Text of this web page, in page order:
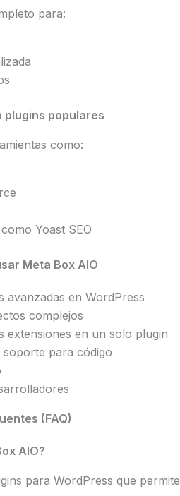
para:
plugins populares
como:
Yoast SEO
Meta Box AIO
avanzadas en WordPress
complejos
extensiones en un solo plugin
para código
(FAQ)
AIO?
para WordPress que permite